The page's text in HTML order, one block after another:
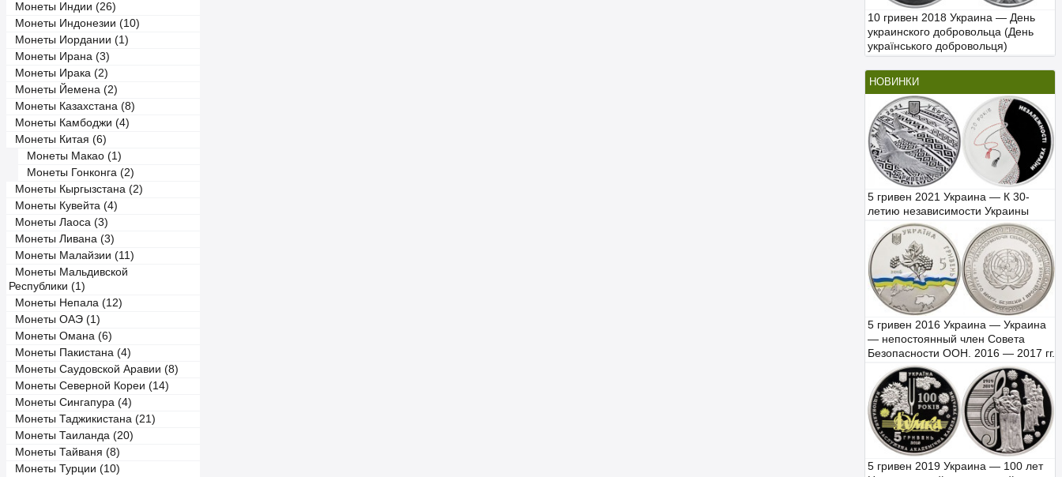
Монеты Индии (26)
Монеты Индонезии (10)
Монеты Иордании (1)
Монеты Ирана (3)
Монеты Ирака (2)
Монеты Йемена (2)
Монеты Казахстана (8)
Монеты Камбоджи (4)
Монеты Китая (6)
Монеты Макао (1)
Монеты Гонконга (2)
Монеты Кыргызстана (2)
Монеты Кувейта (4)
Монеты Лаоса (3)
Монеты Ливана (3)
Монеты Малайзии (11)
Монеты Мальдивской
Республики (1)
Монеты Непала (12)
Монеты ОАЭ (1)
Монеты Омана (6)
Монеты Пакистана (4)
Монеты Саудовской Аравии (8)
Монеты Северной Кореи (14)
Монеты Сингапура (4)
Монеты Таджикистана (21)
Монеты Таиланда (20)
Монеты Тайваня (8)
Монеты Турции (10)
10 гривен 2018 Украина — День
украинского добровольца (День
українського добровольця)
НОВИНКИ
5 гривен 2021 Украина — К 30-
летию независимости Украины
5 гривен 2016 Украина — Украина
— непостоянный член Совета
Безопасности ООН. 2016 — 2017 гг.
5 гривен 2019 Украина — 100 лет